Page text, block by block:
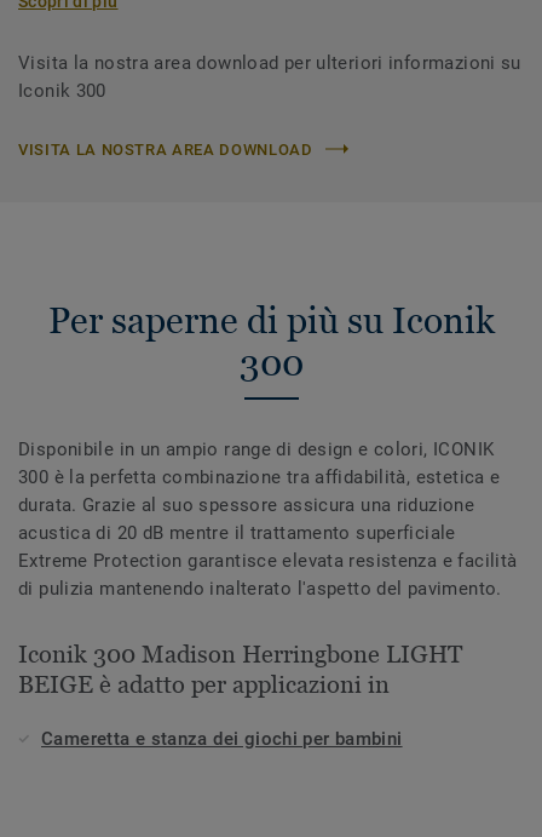
Visita la nostra area download per ulteriori informazioni su
Iconik 300
VISITA LA NOSTRA AREA DOWNLOAD
Per saperne di più su Iconik
300
Disponibile in un ampio range di design e colori, ICONIK
300 è la perfetta combinazione tra affidabilità, estetica e
durata. Grazie al suo spessore assicura una riduzione
acustica di 20 dB mentre il trattamento superficiale
Extreme Protection garantisce elevata resistenza e facilità
di pulizia mantenendo inalterato l'aspetto del pavimento.
Iconik 300 Madison Herringbone LIGHT
BEIGE è adatto per applicazioni in
Cameretta e stanza dei giochi per bambini